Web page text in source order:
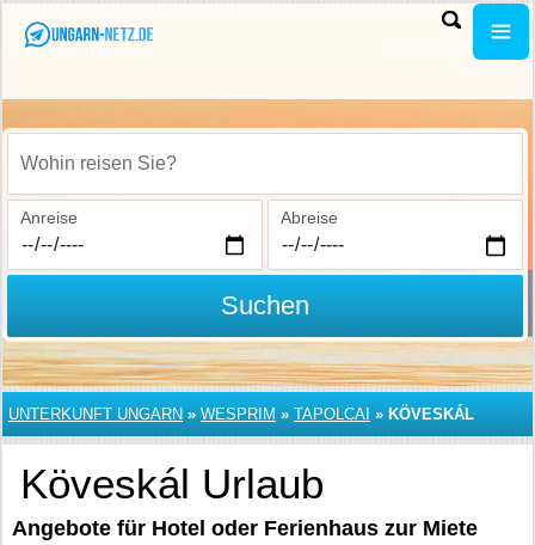
Wohin reisen Sie?
Anreise Abreise
Suchen
UNTERKUNFT UNGARN » WESPRIM » TAPOLCAI » KÖVESKÁL
Köveskál Urlaub
Angebote für Hotel oder Ferienhaus zur Miete